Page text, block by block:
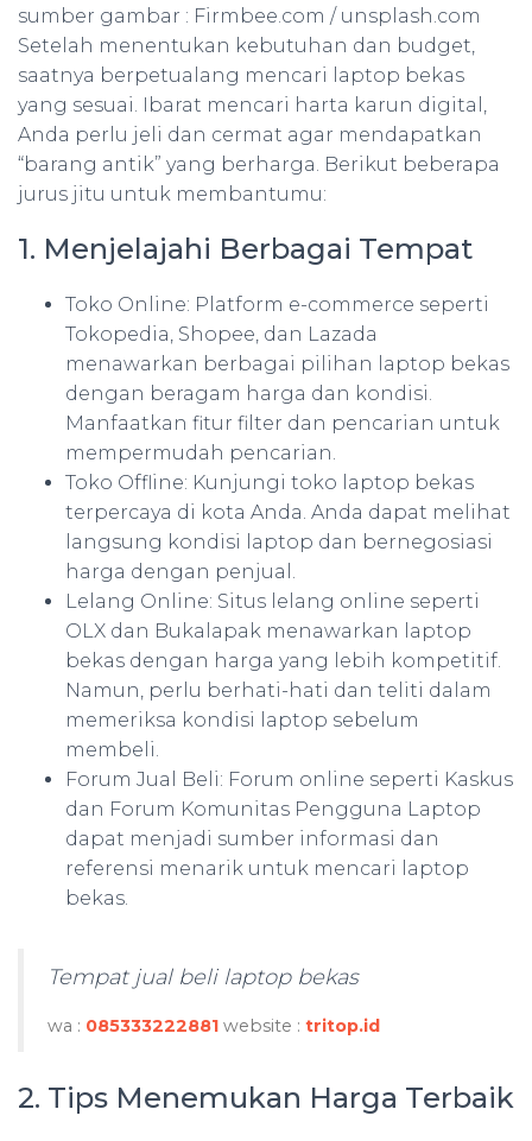
sumber gambar : Firmbee.com / unsplash.com
Setelah menentukan kebutuhan dan budget,
saatnya berpetualang mencari laptop bekas
yang sesuai. Ibarat mencari harta karun digital,
Anda perlu jeli dan cermat agar mendapatkan
“barang antik” yang berharga. Berikut beberapa
jurus jitu untuk membantumu:
1. Menjelajahi Berbagai Tempat
Toko Online: Platform e-commerce seperti
Tokopedia, Shopee, dan Lazada
menawarkan berbagai pilihan laptop bekas
dengan beragam harga dan kondisi.
Manfaatkan fitur filter dan pencarian untuk
mempermudah pencarian.
Toko Offline: Kunjungi toko laptop bekas
terpercaya di kota Anda. Anda dapat melihat
langsung kondisi laptop dan bernegosiasi
harga dengan penjual.
Lelang Online: Situs lelang online seperti
OLX dan Bukalapak menawarkan laptop
bekas dengan harga yang lebih kompetitif.
Namun, perlu berhati-hati dan teliti dalam
memeriksa kondisi laptop sebelum
membeli.
Forum Jual Beli: Forum online seperti Kaskus
dan Forum Komunitas Pengguna Laptop
dapat menjadi sumber informasi dan
referensi menarik untuk mencari laptop
bekas.
Tempat jual beli laptop bekas
wa : 085333222881 website : tritop.id
2. Tips Menemukan Harga Terbaik